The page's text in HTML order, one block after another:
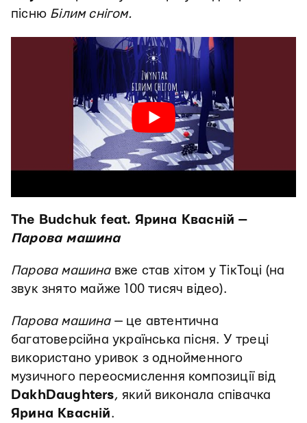
пісню Білим снігом.
The Budchuk feat. Ярина Квасній —
Парова машина
Парова машинавже став хітом у ТікТоці (на
звук знято майже 100 тисяч відео).
Парова машина— це автентична
багатоверсійна українська пісня. У треці
використано уривок з однойменного
музичного переосмислення композиції від
DakhDaughters, який виконала співачка
Ярина Квасній.